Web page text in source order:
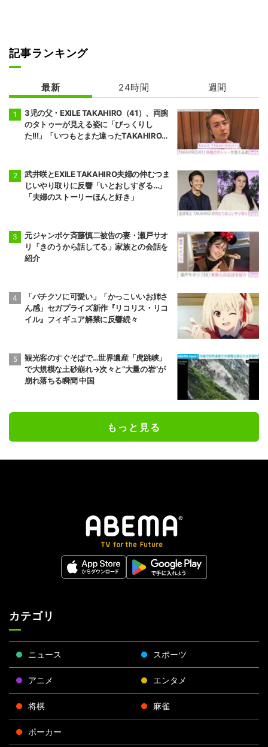
記事ランキング
最新 24時間 週間
3児の父・EXILE TAKAHIRO（41）、両腕
のタトゥーが見える姿に「びっくりし
た!!!」「いつもとまた違ったTAKAHIROさ
武井咲とEXILE TAKAHIRO夫婦の仲むつま
じいやり取りに反響「いとおしすぎる…」
「夫婦のストーリーほんと好き」
元ジャンポケ斉藤慎二被告の妻・瀬戸サオ
リ「きのうから話してる」家族との会話を
紹介
「バチクソに可愛い」「かっこいいお姉さ
ん感」セガプライズ新作『リコリス・リコ
イル』フィギュア解禁に反響続々
観光客のすぐそばで…世界遺産「虎跳峡」
で大規模な土砂崩れ→次々と“大量の岩”が
崩れ落ちる瞬間 中国
もっと見る
カテゴリ
ニュース スポーツ
アニメ エンタメ
将棋 麻雀
ポーカー